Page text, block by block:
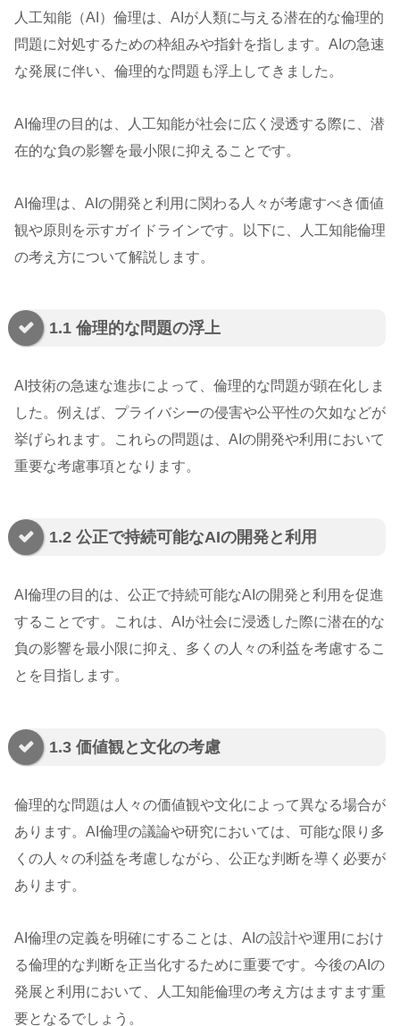
人工知能（AI）倫理は、AIが人類に与える潜在的な倫理的
問題に対処するための枠組みや指針を指します。AIの急速
な発展に伴い、倫理的な問題も浮上してきました。
AI倫理の目的は、人工知能が社会に広く浸透する際に、潜
在的な負の影響を最小限に抑えることです。
AI倫理は、AIの開発と利用に関わる人々が考慮すべき価値
観や原則を示すガイドラインです。以下に、人工知能倫理
の考え方について解説します。
1.1 倫理的な問題の浮上
AI技術の急速な進歩によって、倫理的な問題が顕在化しま
した。例えば、プライバシーの侵害や公平性の欠如などが
挙げられます。これらの問題は、AIの開発や利用において
重要な考慮事項となります。
1.2 公正で持続可能なAIの開発と利用
AI倫理の目的は、公正で持続可能なAIの開発と利用を促進
することです。これは、AIが社会に浸透した際に潜在的な
負の影響を最小限に抑え、多くの人々の利益を考慮するこ
とを目指します。
1.3 価値観と文化の考慮
倫理的な問題は人々の価値観や文化によって異なる場合が
あります。AI倫理の議論や研究においては、可能な限り多
くの人々の利益を考慮しながら、公正な判断を導く必要が
あります。
AI倫理の定義を明確にすることは、AIの設計や運用におけ
る倫理的な判断を正当化するために重要です。今後のAIの
発展と利用において、人工知能倫理の考え方はますます重
要となるでしょう。